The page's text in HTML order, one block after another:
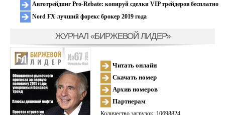
Автотрейдинг Pro-Rebate: копируй сделки VIP трейдеров бесплатно
Nord FX лучший форекс брокер 2019 года
ЖУРНАЛ «БИРЖЕВОЙ ЛИДЕР»
Читать онлайн
Скачать номер
Архив номеров
Партнерам
Количество загрузок: 10698824